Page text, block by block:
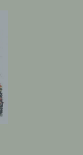
zu
die
nicht bei
der
eines
Shop
Cookie.